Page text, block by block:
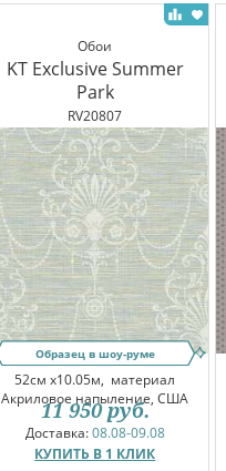
Обои
KT Exclusive Summer
Park
RV20807
Образец в шоу-руме
52см x10.05м, материал
Акриловое напыление, США
Доставка:08.08-09.08
КУПИТЬ В 1 КЛИК
11 950 руб.